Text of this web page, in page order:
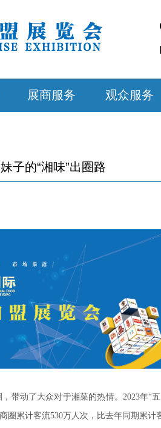
展商服务 观众服务
子的“湘味”出圈路
带动了大众对于湘菜的热情。2023年“五
圈累计客流530万人次，比去年同期累计